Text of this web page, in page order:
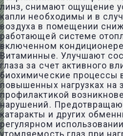
линз, снимают ощущение
капли необходимы и в
воздуха в помещении
работающей системе
включенном
Витаминные. Улучшают
глаза за счет активного
биохимические процессы
повышенных нагрузках на
профилактикой
нарушений.
катаракты и других
регулярном
утомляемость глаз при